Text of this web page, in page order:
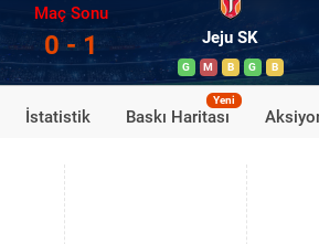
Maç Sonu
0 - 1 Jeju SK
G M B G B
İstatistik Baskı Haritası
Yeni